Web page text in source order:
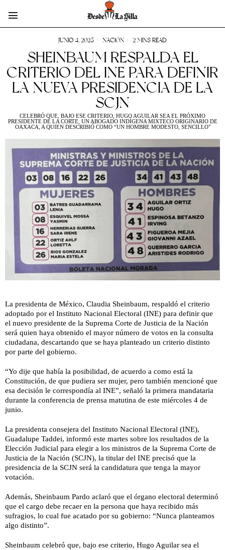
JUNIO 4, 2025 NACIÓN 2 MINS READ
SHEINBAUM RESPALDA EL
CRITERIO DEL INE PARA DEFINIR
LA NUEVA PRESIDENCIA DE LA
SCJN
CELEBRÓ QUE, BAJO ESE CRITERIO, HUGO AGUILAR SEA EL PRÓXIMO
PRESIDENTE DE LA CORTE, UN ABOGADO INDÍGENA MIXTECO ORIGINARIO DE
OAXACA, A QUIEN DESCRIBIÓ COMO “UN HOMBRE MODESTO, SENCILLO"
La presidenta de México, Claudia Sheinbaum, respaldó el criterio
adoptado por el Instituto Nacional Electoral (INE) para definir que
el nuevo presidente de la Suprema Corte de Justicia de la Nación
será quien haya obtenido el mayor número de votos en la consulta
ciudadana, descartando que se haya planteado un criterio distinto
por parte del gobierno.
“Yo dije que había la posibilidad, de acuerdo a como está la
Constitución, de que pudiera ser mujer, pero también mencioné que
esa decisión le correspondía al INE”, señaló la primera mandataria
durante la conferencia de prensa matutina de este miércoles 4 de
junio.
La presidenta consejera del Instituto Nacional Electoral (INE),
Guadalupe Taddei, informó este martes sobre los resultados de la
Elección Judicial para elegir a los ministros de la Suprema Corte de
Justicia de la Nación (SCJN), la titular del INE precisó que la
presidencia de la SCJN será la candidatura que tenga la mayor
votación.
Además, Sheinbaum Pardo aclaró que el órgano electoral determinó
que el cargo debe recaer en la persona que haya recibido más
sufragios, lo cual fue acatado por su gobierno: “Nunca planteamos
algo distinto”.
Sheinbaum celebró que, bajo ese criterio, Hugo Aguilar sea el